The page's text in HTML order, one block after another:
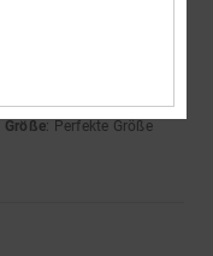
Größe: Perfekte Größe